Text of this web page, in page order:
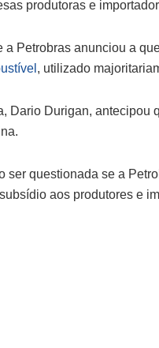
produtoras e
a Petrobras anunciou a
, utilizado
Dario Durigan, antecipou
ser questionada se a
aos produtores e